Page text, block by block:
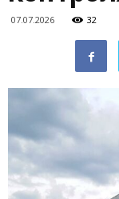
07.07.2026 32